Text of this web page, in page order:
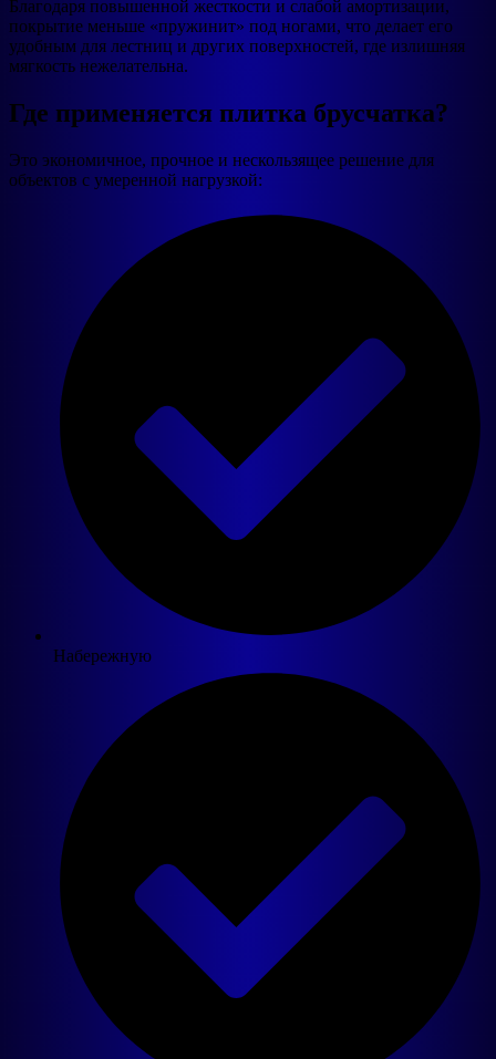
Благодаря повышенной жесткости и слабой амортизации,
покрытие меньше «пружинит» под ногами, что делает его
удобным для лестниц и других поверхностей, где излишняя
мягкость нежелательна.
Где применяется плитка брусчатка?
Это экономичное, прочное и нескользящее решение для
объектов с умеренной нагрузкой:
Набережную